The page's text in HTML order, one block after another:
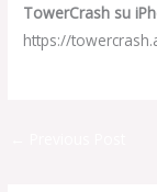
TowerCrash su
https://